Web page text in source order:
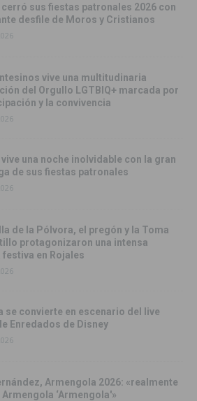
cerró sus fiestas patronales 2026 con
desfile de Moros y Cristianos
vive una multitudinaria
del Orgullo LGTBIQ+ marcada por
y la convivencia
una noche inolvidable con la gran
de sus fiestas patronales
de la Pólvora, el pregón y la Toma
protagonizaron una intensa
en Rojales
se convierte en escenario del live
Enredados de Disney
Armengola 2026: «realmente
Armengola ‘Armengola'»